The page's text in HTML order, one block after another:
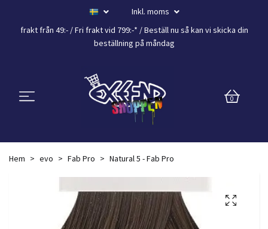
Inkl. moms
frakt från 49:- /Fri frakt vid 799:-* / Beställ nu så kan vi skicka din
beställning på måndag
0
Hem evo Fab Pro Natural 5 - Fab Pro